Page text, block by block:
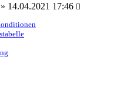
» 14.04.2021 17:46